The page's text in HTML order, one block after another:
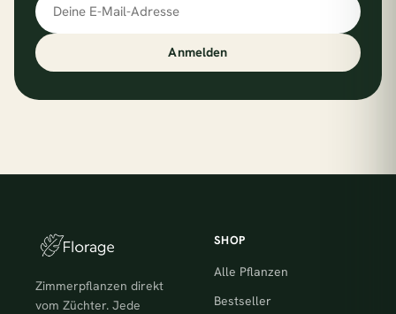
Anmelden
Zimmerpflanzen direkt
vom Züchter. Jede
SHOP
Alle Pflanzen
Bestseller